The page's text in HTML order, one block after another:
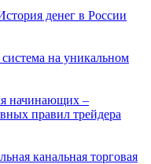
денег в России
на уникальном
начинающих –
правил трейдера
канальная торговая